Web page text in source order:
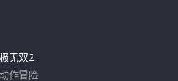
极无双2
动作冒险